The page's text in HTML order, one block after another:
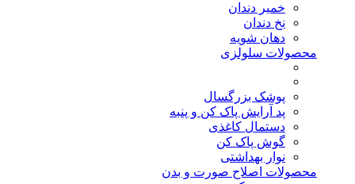
خمیر دندان
نخ دندان
دهان شویه
محصولات سلولزی
پوشک بزرگسال
پد آرایش پاک کن و پنبه
دستمال کاغذی
گوش پاک کن
نوار بهداشتی
محصولات اصلاح صورت و بدن